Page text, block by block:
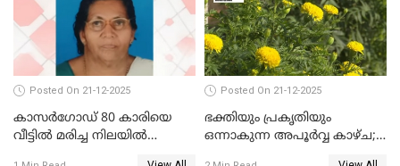
ആശുപത്രിയിലെത്തിച്ചു
Posted On 21-12-2025
കാസർഗോഡ് 80 കാരിയെ
വീട്ടിൽ മരിച്ച നിലയിൽ
Posted On 21-12-2025
ഭക്തിയും പ്രകൃതിയും
ഒന്നാകുന്ന അപൂര്‍വ്വ കാഴ്ച;